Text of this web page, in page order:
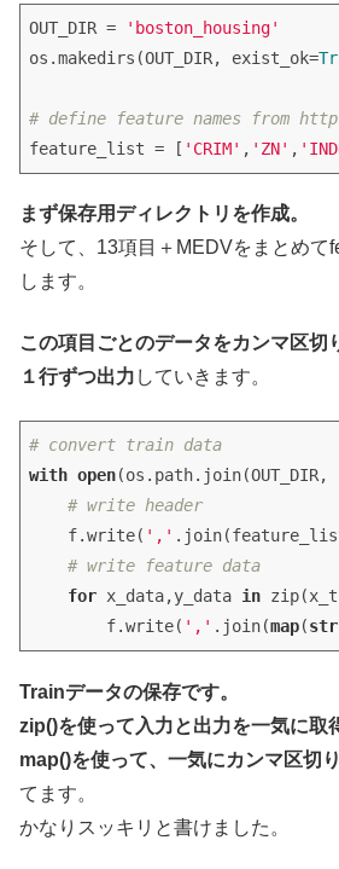
OUT_DIR =
'boston_housing'
os.makedirs(OUT_DIR, exist_ok=
# define feature names from
feature_list = [ 'CRIM' , 'ZN' ,
まず保存用ディレクトリを作成。
そして、13項目＋MEDVをまとめて
します。
この項目ごとのデータをカンマ区切
１行ずつ出力 していきます。
# convert train data
with open(os.path.join(OUT_DIR,
# write header
    f.write(
','
# write feature data
for x_data,y_data in
        f.write(
',' .join(map(str
Trainデータの保存です。
zip()を使って入力と出力を一気に取
map()を使って、一気にカンマ区切
てます。
かなりスッキリと書けました。